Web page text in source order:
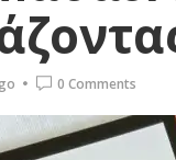
0 Comments